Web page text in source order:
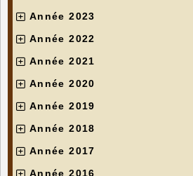
Année 2023
Année 2022
Année 2021
Année 2020
Année 2019
Année 2018
Année 2017
Année 2016